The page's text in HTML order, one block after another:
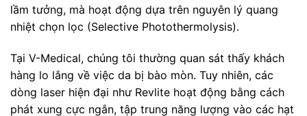
lầm tưởng, mà hoạt động dựa trên nguyên lý quang
nhiệt chọn lọc (Selective Photothermolysis).
Tại V-Medical, chúng tôi thường quan sát thấy khách
hàng lo lắng về việc da bị bào mòn. Tuy nhiên, các
dòng laser hiện đại như Revlite hoạt động bằng cách
phát xung cực ngắn, tập trung năng lượng vào các hạt